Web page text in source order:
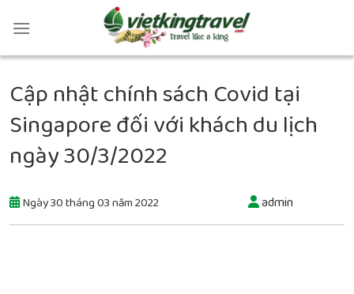
Cập nhật chính sách Covid tại
Singapore đối với khách du lịch
ngày 30/3/2022
Ngày 30 tháng 03 năm 2022 admin